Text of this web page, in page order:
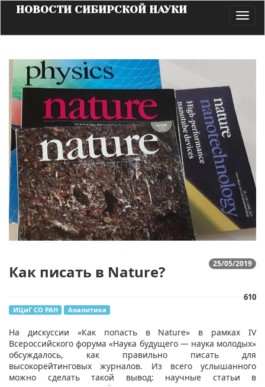
НОВОСТИ СИБИРСКОЙ НАУКИ
25/05/2019
Как писать в Nature?
610
ИЦиГ СО РАН Аналитика
На дискуссии «Как попасть в Nature» в рамках IV
Всероссийского форума «Наука будущего — наука молодых»
обсуждалось, как правильно писать для
высокорейтинговых журналов. Из всего услышанного
можно сделать такой вывод: научные статьи в